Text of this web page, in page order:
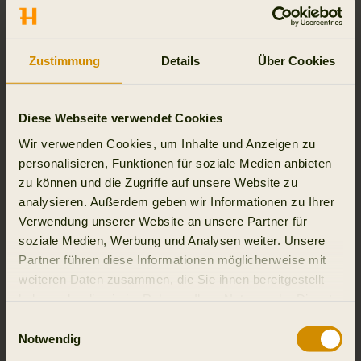
Zustimmung Details Über Cookies
Diese Webseite verwendet Cookies
Wir verwenden Cookies, um Inhalte und Anzeigen zu
personalisieren, Funktionen für soziale Medien anbieten
zu können und die Zugriffe auf unsere Website zu
analysieren. Außerdem geben wir Informationen zu Ihrer
Verwendung unserer Website an unsere Partner für
soziale Medien, Werbung und Analysen weiter. Unsere
Partner führen diese Informationen möglicherweise mit
weiteren Daten zusammen, die Sie ihnen bereitgestellt
Notwendig
PIRSCHTECHNIK VERBESSERN
heranzukommen. Genau das macht ihren besonderen
Reiz aus.
Der Schuss von einer hohen Kanzel bietet nicht dieselbe
Gleichzeitig erhöht eine erhöhte Position häufig die
Erfolgschancen, da man mehr Überblick hat und die
Witterung besser abzieht.
Eine alte jagdliche Regel besagt außerdem: Fuchs vor
Bock. Eine konsequente Raubwildbejagung trägt
langfristig zu gesunden Rehwildbeständen bei.
Wer Jahr für Jahr im selben Revier auf Rehböcke jagt,
weiß: Ein großer Teil der Freude beginnt lange vor dem